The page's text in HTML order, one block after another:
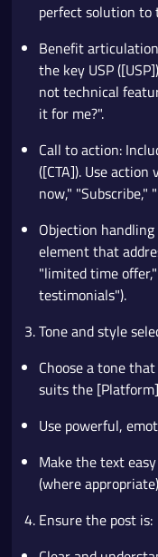
perfect solution to
Benefit
the key USP
not technical
it for me?".
Call to action:
([CTA]). Use
now," "Subscribe,"
Objection
element that
"limited time
testimonials").
Tone and style
Choose a tone
suits the
Use powerful,
Make the text
(where
Ensure the post is: